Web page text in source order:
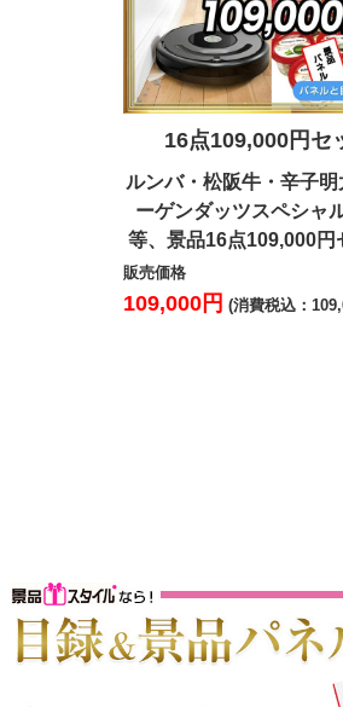
16点109,000円セ
ルンバ・松阪牛・辛子明
ーゲンダッツスペシャ
等、景品16点109,000円
販売価格
109,000円 (消費税込：